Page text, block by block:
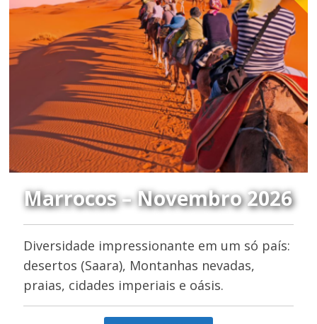
Marrocos – Novembro 2026
Diversidade impressionante em um só país:
desertos (Saara), Montanhas nevadas,
praias, cidades imperiais e oásis.